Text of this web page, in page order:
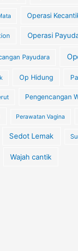
Operasi
Operasi
Payudara
Op Hidung
Pengencangan
Perawatan Vagina
Sedot Lemak
Wajah cantik